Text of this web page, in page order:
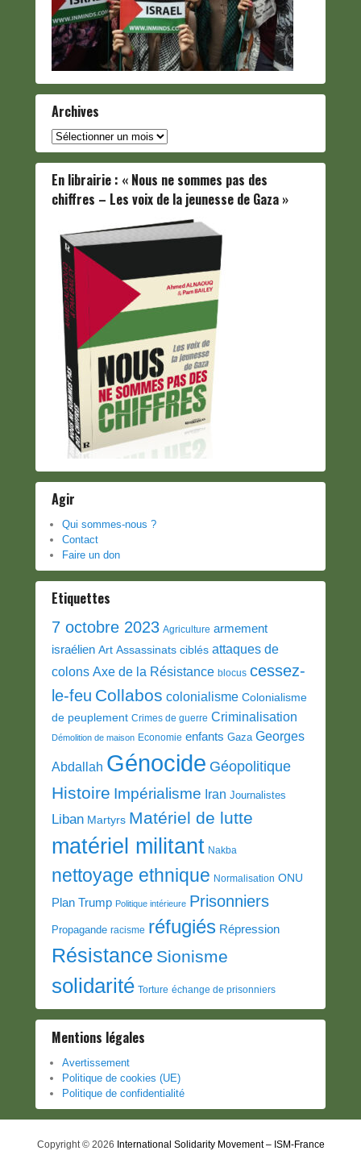
Archives
Archives
En librairie : « Nous ne sommes pas des
chiffres – Les voix de la jeunesse de Gaza »
Agir
Qui sommes-nous ?
Contact
Faire un don
Etiquettes
7 octobre 2023 Agriculture armement
israélien Art Assassinats ciblés attaques de
colons Axe de la Résistance blocus cessez-
le-feu Collabos colonialisme Colonialisme
de peuplement Crimes de guerre Criminalisation
Démolition de maison Economie enfants Gaza Georges
Abdallah Génocide Géopolitique
Histoire Impérialisme Iran Journalistes
Liban Martyrs Matériel de lutte
matériel militant Nakba
nettoyage ethnique Normalisation ONU
Plan Trump Politique intérieure Prisonniers
Propagande racisme réfugiés Répression
Résistance Sionisme
solidarité Torture échange de prisonniers
Mentions légales
Avertissement
Politique de cookies (UE)
Politique de confidentialité
Copyright © 2026 International Solidarity Movement – ISM-France